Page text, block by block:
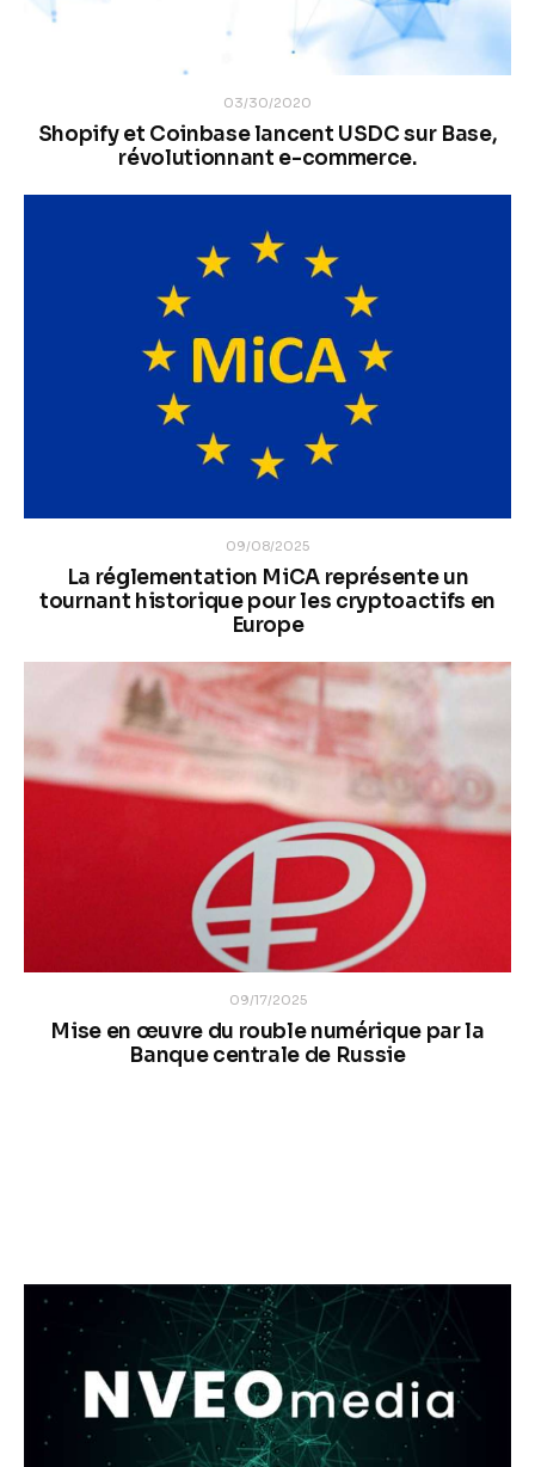
03/30/2020
Shopify et Coinbase lancent USDC sur Base,
révolutionnant e-commerce.
09/08/2025
La réglementation MiCA représente un
tournant historique pour les cryptoactifs en
Europe
09/17/2025
Mise en œuvre du rouble numérique par la
Banque centrale de Russie